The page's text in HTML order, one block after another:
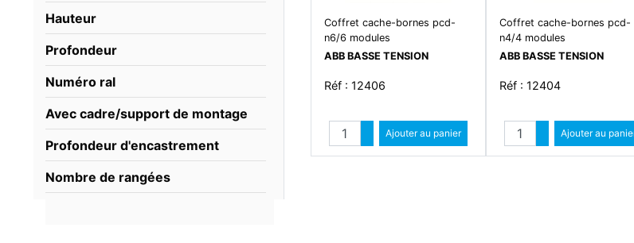
Hauteur
Profondeur
Numéro ral
Avec cadre/support de montage
Profondeur d'encastrement
Nombre de rangées
Coffret cache-bornes pcd-
n6/6 modules
ABB BASSE TENSION
Réf : 12406
Quantité
Augmenter quantité
Diminuer quantité
Ajouter au panier
Coffret cache-bornes pcd-
n4/4 modules
ABB BASSE TENSION
Réf : 12404
Quantité
Augmenter
Diminuer quantité
Ajouter au